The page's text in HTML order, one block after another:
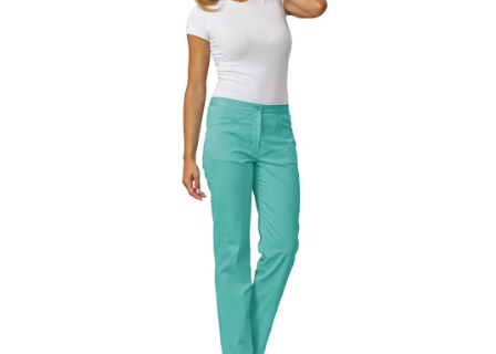
Chránená dielňa
Doprava, platba a zľavy
Potlač lôg
Formulár na výmenu tovaru
Kto sme
Formulár na vrátenie tovaru /odstúpenie od zmluvy
Zásady ochrany osobných údajov
Pravidlá a nastavenia cookies
Moja objednávka